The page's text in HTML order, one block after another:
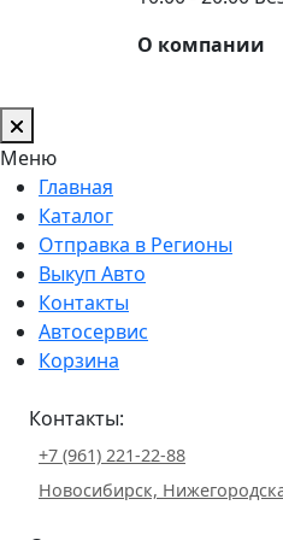
О компании
Меню
Главная
Каталог
Отправка в Регионы
Выкуп Авто
Контакты
Автосервис
Корзина
Контакты:
+7 (961) 221-22-88
Новосибирск,